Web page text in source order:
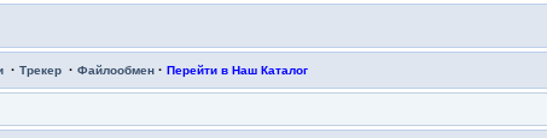
· Трекер· Файлообмен· Перейти в Наш Каталог